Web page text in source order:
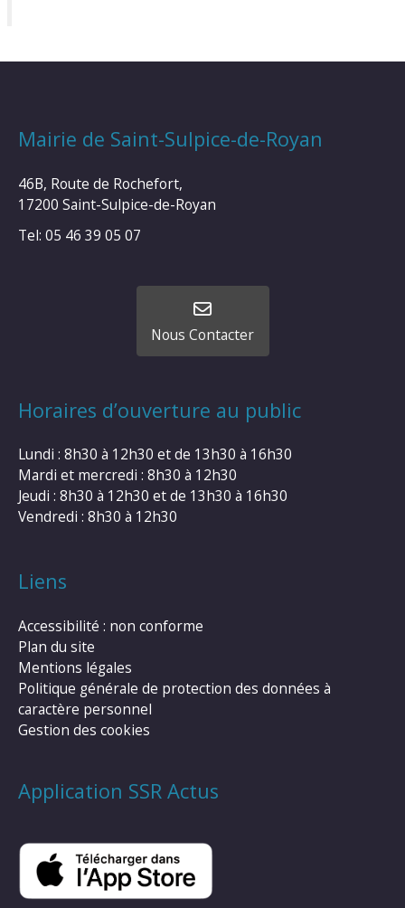
Mairie de Saint-Sulpice-de-Royan
46B, Route de Rochefort,
17200 Saint-Sulpice-de-Royan
Tel: 05 46 39 05 07
Nous Contacter
Horaires d’ouverture au public
Lundi : 8h30 à 12h30 et de 13h30 à 16h30
Mardi et mercredi : 8h30 à 12h30
Jeudi : 8h30 à 12h30 et de 13h30 à 16h30
Vendredi : 8h30 à 12h30
Liens
Accessibilité : non conforme
Plan du site
Mentions légales
Politique générale de protection des données à
caractère personnel
Gestion des cookies
Application SSR Actus